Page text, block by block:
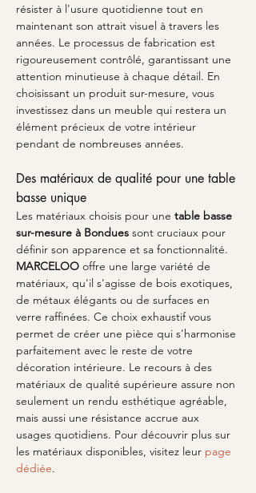
résister à l'usure quotidienne tout en
maintenant son attrait visuel à travers les
années. Le processus de fabrication est
rigoureusement contrôlé, garantissant une
attention minutieuse à chaque détail. En
choisissant un produit sur-mesure, vous
investissez dans un meuble qui restera un
élément précieux de votre intérieur
pendant de nombreuses années.
Des matériaux de qualité pour une table
basse unique
Les matériaux choisis pour une table basse
sur-mesure à Bondues sont cruciaux pour
définir son apparence et sa fonctionnalité.
MARCELOO offre une large variété de
matériaux, qu'il s'agisse de bois exotiques,
de métaux élégants ou de surfaces en
verre raffinées. Ce choix exhaustif vous
permet de créer une pièce qui s'harmonise
parfaitement avec le reste de votre
décoration intérieure. Le recours à des
matériaux de qualité supérieure assure non
seulement un rendu esthétique agréable,
mais aussi une résistance accrue aux
usages quotidiens. Pour découvrir plus sur
les matériaux disponibles, visitez leur page
dédiée.